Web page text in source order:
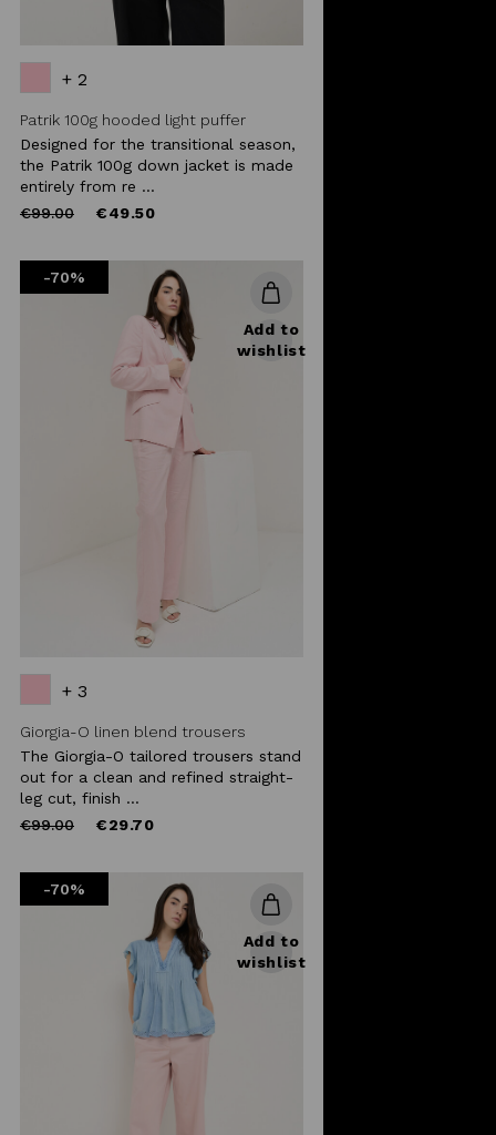
+ 2
Patrik 100g hooded light puffer
Designed for the transitional season,
the Patrik 100g down jacket is made
entirely from re ...
Price
€99.00to €49.50
-70%
Add to
wishlist
+ 3
Giorgia-O linen blend trousers
The Giorgia-O tailored trousers stand
out for a clean and refined straight-
leg cut, finish ...
Price
€99.00to €29.70
-70%
Add to
wishlist